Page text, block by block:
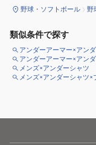
野球・ソフトボール 野
類似条件で探す
アンダーアーマー×アン
アンダーアーマー×アン
メンズ×アンダーシャツ
メンズ×アンダーシャツ×